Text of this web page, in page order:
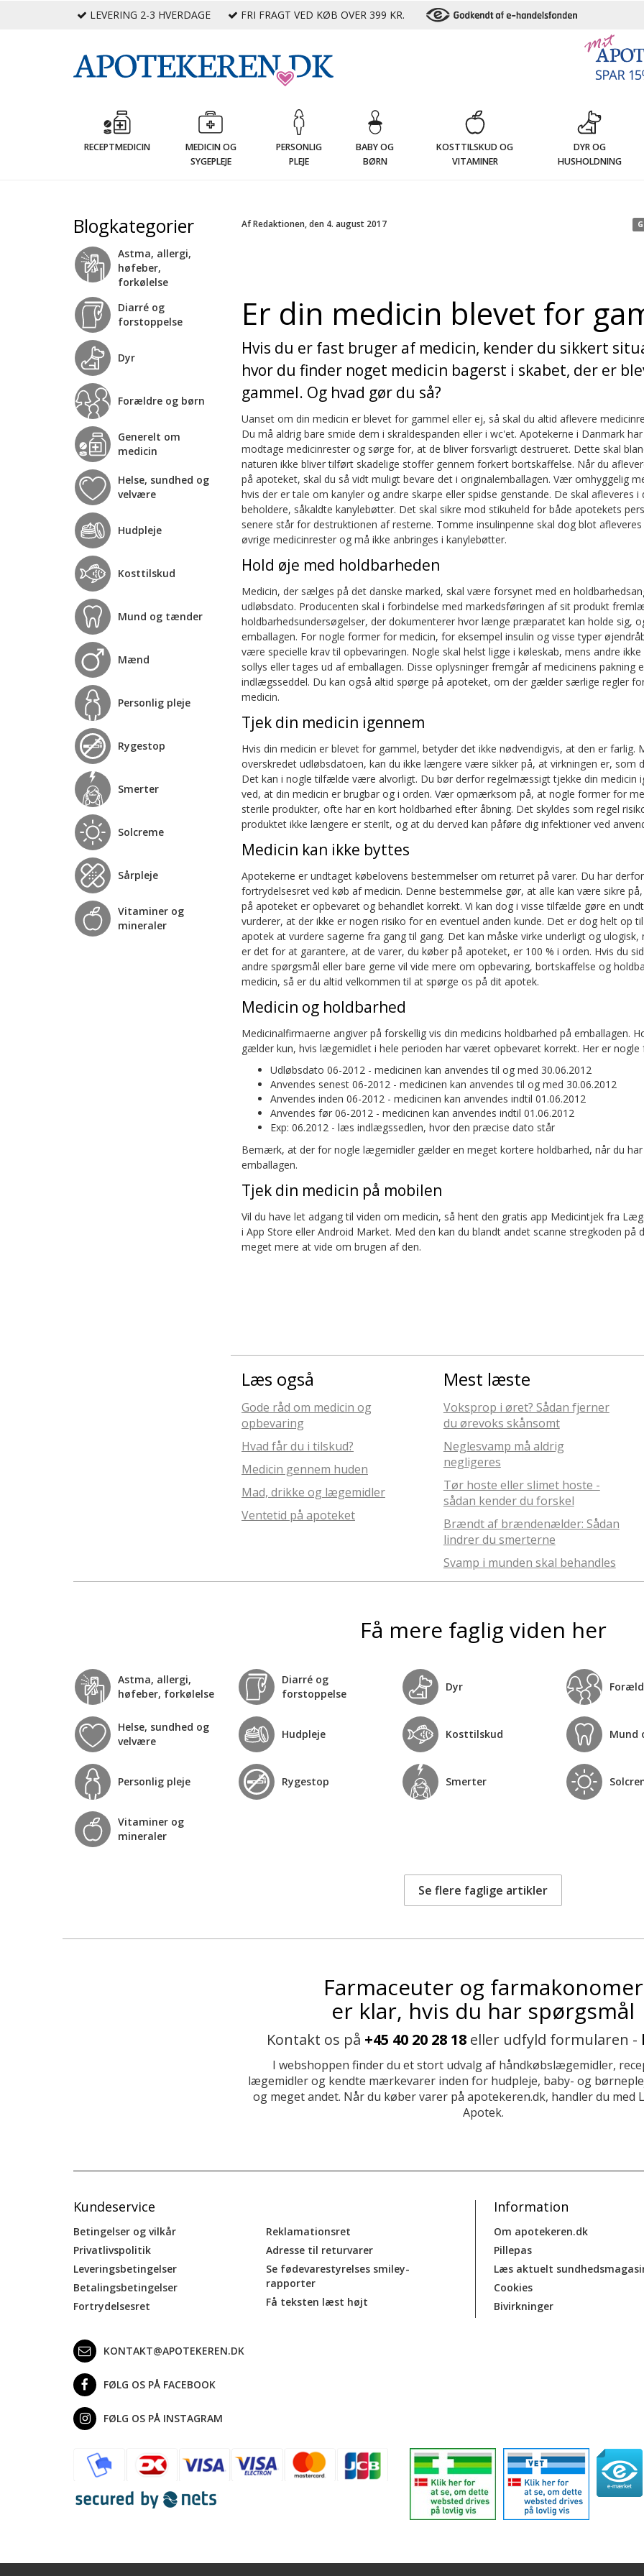
LEVERING 2-3 HVERDAGE FRI FRAGT VED KØB OVER 399 KR.
RECEPTMEDICIN
MEDICIN OG
SYGEPLEJE
PERSONLIG
PLEJE
BABY OG
BØRN
KOSTTILSKUD OG
VITAMINER
DYR OG
HUSHOLDNING
Blogkategorier
Astma, allergi,
høfeber,
forkølelse
Diarré og
forstoppelse
Dyr
Forældre og børn
Generelt om
medicin
Helse, sundhed og
velvære
Hudpleje
Kosttilskud
Mund og tænder
Mænd
Personlig pleje
Rygestop
Smerter
Solcreme
Sårpleje
Vitaminer og
mineraler
Af Redaktionen, den 4. august 2017
Er din medicin blevet for
Hvis du er fast bruger af medicin, kender du sikkert
hvor du finder noget medicin bagerst i skabet, der er
gammel. Og hvad gør du så?
Uanset om din medicin er blevet for gammel eller ej, så skal du altid aflevere
Du må aldrig bare smide dem i skraldespanden eller i wc'et. Apotekerne i Danmark
modtage medicinrester og sørge for, at de bliver forsvarligt destrueret. Dette skal
naturen ikke bliver tilført skadelige stoffer gennem forkert bortskaffelse. Når du
på apoteket, skal du så vidt muligt bevare det i originalemballagen. Vær omhyggelig
hvis der er tale om kanyler og andre skarpe eller spidse genstande. De skal afleveres i
beholdere, såkaldte kanylebøtter. Det skal sikre mod stikuheld for både apotekets
senere står for destruktionen af resterne. Tomme insulinpenne skal dog blot
øvrige medicinrester og må ikke anbringes i kanylebøtter.
Hold øje med holdbarheden
Medicin, der sælges på det danske marked, skal være forsynet med en
udløbsdato. Producenten skal i forbindelse med markedsføringen af sit produkt
holdbarhedsundersøgelser, der dokumenterer hvor længe præparatet kan holde sig,
emballagen. For nogle former for medicin, for eksempel insulin og visse typer
være specielle krav til opbevaringen. Nogle skal helst ligge i køleskab, mens andre
sollys eller tages ud af emballagen. Disse oplysninger fremgår af medicinens pakning
indlægsseddel. Du kan også altid spørge på apoteket, om der gælder særlige regler
medicin.
Tjek din medicin igennem
Hvis din medicin er blevet for gammel, betyder det ikke nødvendigvis, at den er farlig.
overskredet udløbsdatoen, kan du ikke længere være sikker på, at virkningen er, som
Det kan i nogle tilfælde være alvorligt. Du bør derfor regelmæssigt tjekke din medicin
ved, at din medicin er brugbar og i orden. Vær opmærksom på, at nogle former for
sterile produkter, ofte har en kort holdbarhed efter åbning. Det skyldes som regel
produktet ikke længere er sterilt, og at du derved kan påføre dig infektioner ved
Medicin kan ikke byttes
Apotekerne er undtaget købelovens bestemmelser om returret på varer. Du har
fortrydelsesret ved køb af medicin. Denne bestemmelse gør, at alle kan være sikre
på apoteket er opbevaret og behandlet korrekt. Vi kan dog i visse tilfælde gøre en
vurderer, at der ikke er nogen risiko for en eventuel anden kunde. Det er dog helt op
apotek at vurdere sagerne fra gang til gang. Det kan måske virke underligt og ulogisk,
er det for at garantere, at de varer, du køber på apoteket, er 100 % i orden. Hvis du
andre spørgsmål eller bare gerne vil vide mere om opbevaring, bortskaffelse og
medicin, så er du altid velkommen til at spørge os på dit apotek.
Medicin og holdbarhed
Medicinalfirmaerne angiver på forskellig vis din medicins holdbarhed på emballagen.
gælder kun, hvis lægemidlet i hele perioden har været opbevaret korrekt. Her er nogle
Udløbsdato 06-2012 - medicinen kan anvendes til og med 30.06.2012
Anvendes senest 06-2012 - medicinen kan anvendes til og med 30.06.2012
Anvendes inden 06-2012 - medicinen kan anvendes indtil 01.06.2012
Anvendes før 06-2012 - medicinen kan anvendes indtil 01.06.2012
Exp: 06.2012 - læs indlægssedlen, hvor den præcise dato står
Bemærk, at der for nogle lægemidler gælder en meget kortere holdbarhed, når du
emballagen.
Tjek din medicin på mobilen
Vil du have let adgang til viden om medicin, så hent den gratis app Medicintjek fra
i App Store eller Android Market. Med den kan du blandt andet scanne stregkoden på
meget mere at vide om brugen af den.
Læs også
Gode råd om medicin og
opbevaring
Hvad får du i tilskud?
Medicin gennem huden
Mad, drikke og lægemidler
Ventetid på apoteket
Mest læste
Voksprop i øret? Sådan fjerner
du ørevoks skånsomt
Neglesvamp må aldrig
negligeres
Tør hoste eller slimet hoste -
sådan kender du forskel
Brændt af brændenælder: Sådan
lindrer du smerterne
Svamp i munden skal behandles
Få mere faglig viden her
Astma, allergi,
høfeber, forkølelse
Diarré og
forstoppelse
Dyr
Helse, sundhed og
velvære
Hudpleje Kosttilskud Mund
Personlig pleje Rygestop Smerter
Vitaminer og
mineraler
Se flere faglige artikler
Farmaceuter og farmakonomer
er klar, hvis du har spørgsmål
Kontakt os på +45 40 20 28 18 eller udfyld formularen -
I webshoppen finder du et stort udvalg af håndkøbslægemidler,
lægemidler og kendte mærkevarer inden for hudpleje, baby- og
og meget andet. Når du køber varer på apotekeren.dk, handler du med
Apotek.
Kundeservice
Betingelser og vilkår
Privatlivspolitik
Leveringsbetingelser
Betalingsbetingelser
Fortrydelsesret
Reklamationsret
Adresse til returvarer
Se fødevarestyrelses smiley-
rapporter
Få teksten læst højt
Information
Om apotekeren.dk
Pillepas
Læs aktuelt
Cookies
Bivirkninger
KONTAKT@APOTEKEREN.DK
FØLG OS PÅ FACEBOOK
FØLG OS PÅ INSTAGRAM